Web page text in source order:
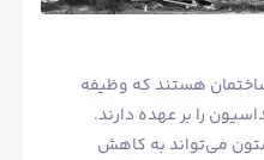
ساختمان هستند که وظیفه
را بر عهده دارند.
می‌تواند به کاهش